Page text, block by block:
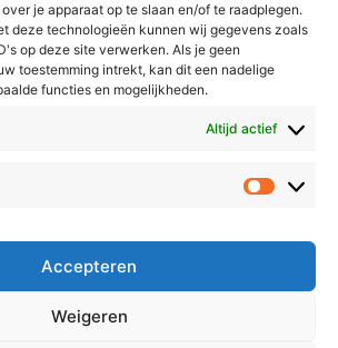
je apparaat op te slaan en/of te raadplegen.
deze technologieën kunnen wij gegevens zoals
op deze site verwerken. Als je geen
toestemming intrekt, kan dit een nadelige
functies en mogelijkheden.
Altijd actief
Accepteren
Weigeren